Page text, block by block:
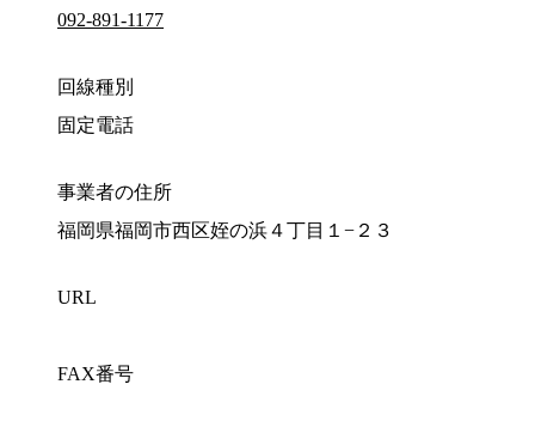
092-891-1177
回線種別
固定電話
事業者の住所
福岡県福岡市西区姪の浜４丁目１−２３
URL
FAX番号